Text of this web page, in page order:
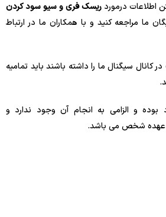
اطلاعات درمورد ریسک فری و سیو سود کردن
ما مراجعه کنید و با همکاران ما در ارتباط
کانال سیگنال ما را داشته باشند باید تمامیه
بوده و الزامی به انجام آن وجود ندارد و
عهده شخص می باشد.